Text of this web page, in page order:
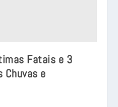
Fatais e 3
Chuvas e